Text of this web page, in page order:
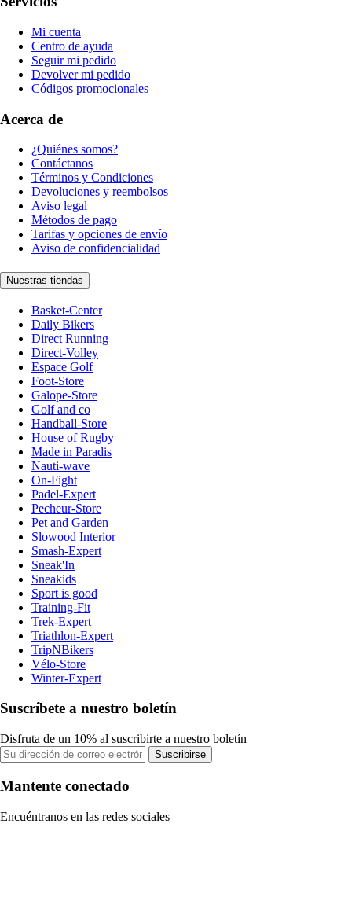
Mi cuenta
Centro de ayuda
Seguir mi pedido
Devolver mi pedido
Códigos promocionales
Acerca de
¿Quiénes somos?
Contáctanos
Términos y Condiciones
Devoluciones y reembolsos
Aviso legal
Métodos de pago
Tarifas y opciones de envío
Aviso de confidencialidad
Nuestras tiendas
Basket-Center
Daily Bikers
Direct Running
Direct-Volley
Espace Golf
Foot-Store
Galope-Store
Golf and co
Handball-Store
House of Rugby
Made in Paradis
Nauti-wave
On-Fight
Padel-Expert
Pecheur-Store
Pet and Garden
Slowood Interior
Smash-Expert
Sneak'In
Sneakids
Sport is good
Training-Fit
Trek-Expert
Triathlon-Expert
TripNBikers
Vélo-Store
Winter-Expert
Suscríbete a nuestro boletín
Disfruta de un 10% al suscribirte a nuestro boletín
Suscribirse
Mantente conectado
Encuéntranos en las redes sociales